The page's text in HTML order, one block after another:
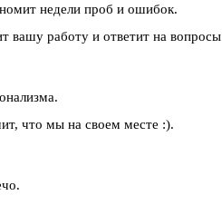
недели проб и ошибок.
вашу работу и ответит на вопросы
что мы на своем месте :).